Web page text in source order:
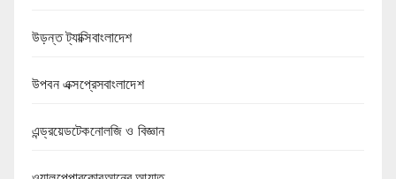
উড়ন্ত ট্যাক্সিবাংলাদেশ
উপবন এক্সপ্রেসবাংলাদেশ
এন্ড্রয়েডটেকনোলজি ও বিজ্ঞান